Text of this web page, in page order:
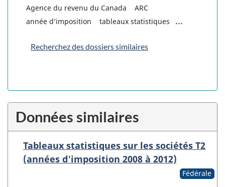
Agence du revenu du Canada
ARC
année d’imposition
tableaux statistiques ...
Recherchez des dossiers similaires
Données similaires
Tableaux statistiques sur les sociétés T2
(années d'imposition 2008 à 2012)
Fédérale